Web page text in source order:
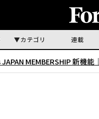
カテゴリ 連載
MEMBERSHIP 新機能｜